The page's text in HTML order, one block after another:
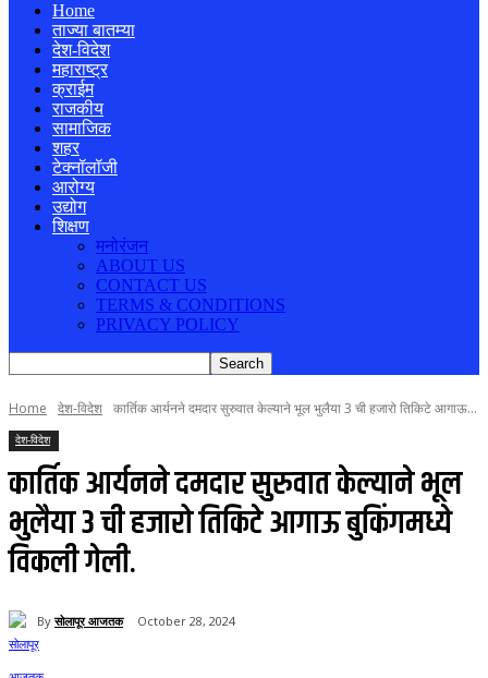
Home
ताज्या बातम्या
देश-विदेश
महाराष्ट्र
क्राईम
राजकीय
सामाजिक
शहर
टेक्नॉलॉजी
आरोग्य
उद्योग
शिक्षण
मनोरंजन
ABOUT US
CONTACT US
TERMS & CONDITIONS
PRIVACY POLICY
Home देश-विदेश कार्तिक आर्यनने दमदार सुरुवात केल्याने भूल भुलैया 3 ची हजारो तिकिटे आगाऊ...
देश-विदेश
कार्तिक आर्यनने दमदार सुरुवात केल्याने भूल
भुलैया 3 ची हजारो तिकिटे आगाऊ बुकिंगमध्ये
विकली गेली.
By सोलापूर आजतक October 28, 2024